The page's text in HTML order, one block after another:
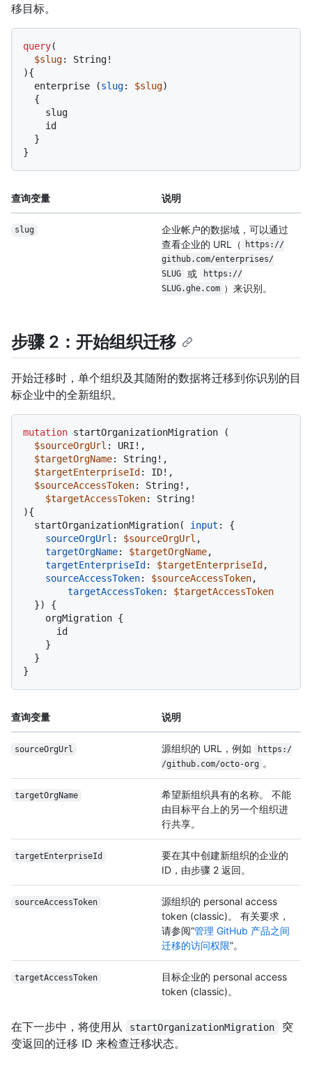
移目标。
query(
$slug: String!
){
  enterprise
(slug: $slug)
{
}
}
查询变量 说明
slug
企业帐户的数据域，可以通过
查看企业的 URL（
https://
github.com/enterprises/
SLUG
或 https://
SLUG.ghe.com ）来识别。
步骤 2：开始组织迁移
开始迁移时，单个组织及其随附的数据将迁移到你识别的目
标企业中的全新组织。
mutation startOrganizationMigration
(
$sourceOrgUrl : URI ! ,
$targetOrgName: String! ,
$targetEnterpriseId : ID! ,
$sourceAccessToken: String! ,
$targetAccessToken: String!
){
  startOrganizationMigration
( input :
{
sourceOrgUrl : $sourceOrgUrl ,
targetOrgName: $targetOrgName,
targetEnterpriseId : $targetEnterpriseId ,
sourceAccessToken: $sourceAccessToken,
targetAccessToken:
$targetAccessToken
})
{
    orgMigration
{
}
}
}
查询变量 说明
sourceOrgUrl 源组织的 URL，例如
https:/
/github.com/octo-org 。
targetOrgName
希望新组织具有的名称。 不能
由目标平台上的另一个组织进
行共享。
target EnterpriseId
要在其中创建新组织的企业的
ID，由步骤 2 返回。
sourceAccessToken
源组织的 personal access
token (classic)。 有关要求，
请参阅“管理 GitHub 产品之间
迁移的访问权限”。
targetAccessToken
目标企业的 personal access
token (classic)。
在下一步中，将使用从 startOrganizationMigration
突
变返回的迁移 ID 来检查迁移状态。